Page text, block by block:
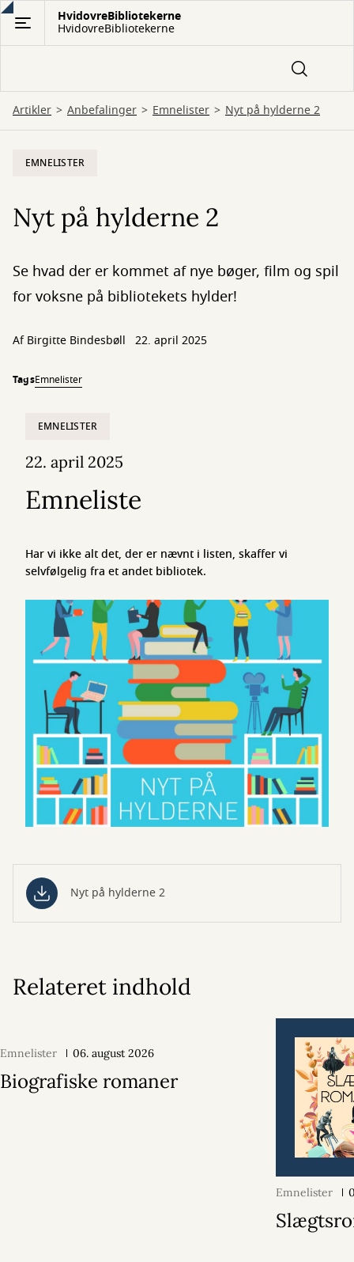
Gå
hovedindhold
HvidovreBibliotekerne
HvidovreBibliotekerne
Artikler Anbefalinger Emnelister Nyt på hylderne 2
EMNELISTER
Nyt på hylderne 2
Se hvad der er kommet af nye bøger, film og spil
for voksne på bibliotekets hylder!
Af Birgitte Bindesbøll 22. april 2025
TagsEmnelister
EMNELISTER
22. april 2025
Emneliste
Har vi ikke alt det, der er nævnt i listen, skaffer vi
selvfølgelig fra et andet bibliotek.
Nyt på hylderne 2
Relateret indhold
Emnelister 06. august 2026
Biografiske romaner
Emnelister